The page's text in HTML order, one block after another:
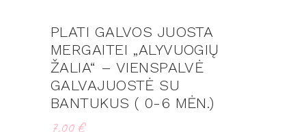
PLATI GALVOS JUOSTA
MERGAITEI „ALYVUOGIŲ
ŽALIA“ – VIENSPALVĖ
GALVAJUOSTĖ SU
BANTUKUS ( 0-6 MĖN.)
7,00€